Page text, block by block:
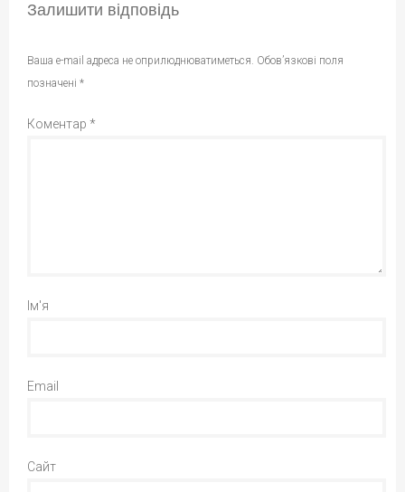
Залишити відповідь
Ваша e-mail адреса не оприлюднюватиметься. Обов’язкові поля
позначені *
Коментар *
Ім'я
Email
Сайт